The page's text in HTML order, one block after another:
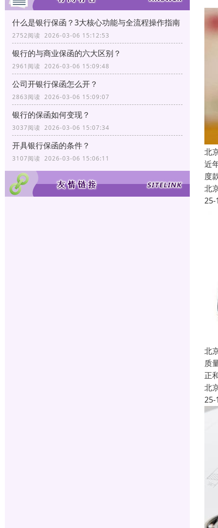
什么是银行保函？3大核心功能与全流程操作指南
2752阅读 2026-03-06 15:12:53
银行的与商业保函的六大区别？
2961阅读 2026-03-06 15:09:48
公司开银行保函怎么开？
2863阅读 2026-03-06 15:09:07
银行的保函如何变现？
3037阅读 2026-03-06 15:07:34
开具银行保函的条件？
3107阅读 2026-03-06 15:06:11
北
近
度
北
25-
北
质
正
北
25-